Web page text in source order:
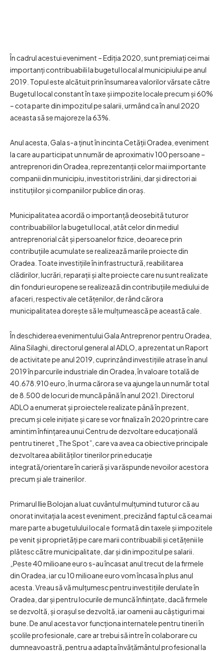
În cadrul acestui eveniment – Ediția 2020, sunt premiaţi cei mai
importanți contribuabili la bugetul local al municipiului pe anul
2019. Topul este alcătuit prin însumarea valorilor vărsate către
Bugetul local constant în taxe și impozite locale precum și 60%
– cota parte din impozitul pe salarii, urmând ca în anul 2020
aceasta să se majoreze la 63%.
Anul acesta, Gala s-a ținut în incinta Cetății Oradea, eveniment
la care au participat un număr de aproximativ 100 persoane –
antreprenori din Oradea, reprezentanții celor mai importante
companii din municipiu, investitori străini, dar și directori ai
instituțiilor și companiilor publice din oraș.
Municipalitatea acordă o importanță deosebită tuturor
contribuabililor la bugetul local, atât celor din mediul
antreprenorial cât și persoanelor fizice, deoarece prin
contribuțiile acumulate se realizează marile proiecte din
Oradea. Toate investițiile în infrastructură, reabilitarea
clădirilor, lucrări, reparații și alte proiecte care nu sunt realizate
din fonduri europene se realizează din contribuțiile mediului de
afaceri, respectiv ale cetățenilor, de rând cărora
municipalitatea dorește să le mulțumească pe această cale.
În deschiderea evenimentului Gala Antreprenor pentru Oradea,
Alina Silaghi, directorul general al ADLO, a prezentat un Raport
de activitate pe anul 2019, cuprinzând investițiile atrase în anul
2019 în parcurile industriale din Oradea, în valoare totală de
40.678.910 euro, în urma cărora se va ajunge la un număr total
de 8.500 de locuri de muncă până în anul 2021. Directorul
ADLO a enumerat și proiectele realizate până în prezent,
precum și cele inițiate și care se vor finaliza în 2020 printre care
amintim înființarea unui Centru de dezvoltare educațională
pentru tineret „The Spot”, care va avea ca obiective principale
dezvoltarea abilităților tinerilor prin educație
integrată/orientare în carieră și va răspunde nevoilor acestora
precum și ale trainerilor.
Primarul Ilie Bolojan a luat cuvântul mulțumind tuturor că au
onorat invitația la acest eveniment, precizând faptul că cea mai
mare parte a bugetulului local e formată din taxele și impozitele
pe venit și proprietăți pe care marii contribuabili și cetățenii le
plătesc către municipalitate, dar și din impozitul pe salarii.
„Peste 40 milioane euro s-au încasat anul trecut de la firmele
din Oradea, iar cu 10 milioane euro vom încasa în plus anul
acesta. Vreau să vă mulțumesc pentru investițiile derulate în
Oradea, dar și pentru locurile de muncă înființate, dacă firmele
se dezvoltă, și orașul se dezvoltă, iar oamenii au câștiguri mai
bune. De anul acesta vor funcționa internatele pentru tineri în
școlile profesionale, care ar trebui să intre în colaborare cu
dumneavoastră, pentru a adapta învățământul profesional la